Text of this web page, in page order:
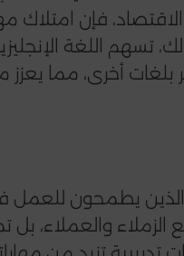
فإن
تسهم اللغة
بلغات أخرى، مما
يطمحون للعمل في
والعملاء، بل